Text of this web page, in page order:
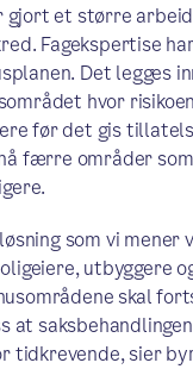
gjort et større
Fagekspertise
Det legges
hvor
før det gis
færre områder
som vi mener
utbyggere
skal
at
tidkrevende, sier